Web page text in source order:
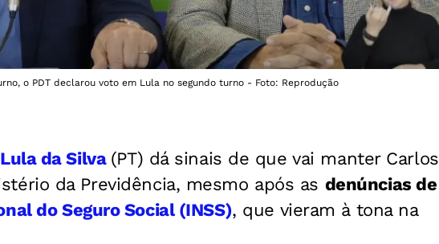
o PDT declarou voto em Lula no segundo turno - Foto: Reprodução
da Silva (PT) dá sinais de que vai manter Carlos
da Previdência, mesmo após as denúncias de
do Seguro Social (INSS), que vieram à tona na